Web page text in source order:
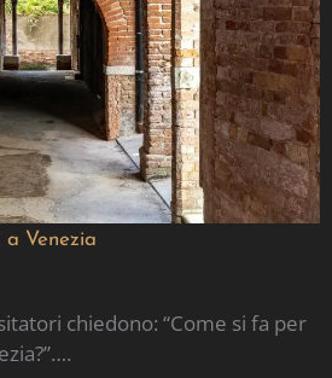
a Venezia
chiedono: “Come si fa per